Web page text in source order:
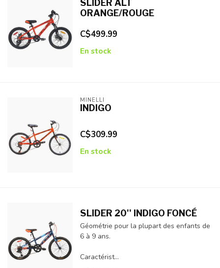
SLIDER ALT
ORANGE/ROUGE
C$499.99
En stock
MINELLI
INDIGO
C$309.99
En stock
SLIDER 20'' INDIGO FONCÉ
Géométrie pour la plupart des enfants de
6 à 9 ans.
Caractérist...